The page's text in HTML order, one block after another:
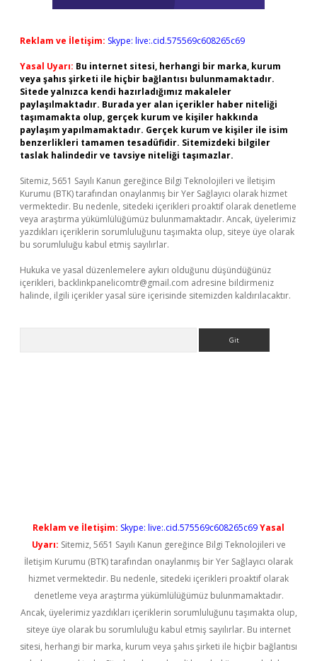
Reklam ve İletişim: Skype: live:.cid.575569c608265c69
Yasal Uyarı: Bu internet sitesi, herhangi bir marka, kurum
veya şahıs şirketi ile hiçbir bağlantısı bulunmamaktadır.
Sitede yalnızca kendi hazırladığımız makaleler
paylaşılmaktadır. Burada yer alan içerikler haber niteliği
taşımamakta olup, gerçek kurum ve kişiler hakkında
paylaşım yapılmamaktadır. Gerçek kurum ve kişiler ile isim
benzerlikleri tamamen tesadüfidir. Sitemizdeki bilgiler
taslak halindedir ve tavsiye niteliği taşımazlar.
Sitemiz, 5651 Sayılı Kanun gereğince Bilgi Teknolojileri ve İletişim
Kurumu (BTK) tarafından onaylanmış bir Yer Sağlayıcı olarak hizmet
vermektedir. Bu nedenle, sitedeki içerikleri proaktif olarak denetleme
veya araştırma yükümlülüğümüz bulunmamaktadır. Ancak, üyelerimiz
yazdıkları içeriklerin sorumluluğunu taşımakta olup, siteye üye olarak
bu sorumluluğu kabul etmiş sayılırlar.
Hukuka ve yasal düzenlemelere aykırı olduğunu düşündüğünüz
içerikleri, backlinkpanelicomtr@gmail.com adresine bildirmeniz
halinde, ilgili içerikler yasal süre içerisinde sitemizden kaldırılacaktır.
Reklam ve İletişim: Skype: live:.cid.575569c608265c69Yasal
Uyarı: Sitemiz, 5651 Sayılı Kanun gereğince Bilgi Teknolojileri ve
İletişim Kurumu (BTK) tarafından onaylanmış bir Yer Sağlayıcı olarak
hizmet vermektedir. Bu nedenle, sitedeki içerikleri proaktif olarak
denetleme veya araştırma yükümlülüğümüz bulunmamaktadır.
Ancak, üyelerimiz yazdıkları içeriklerin sorumluluğunu taşımakta olup,
siteye üye olarak bu sorumluluğu kabul etmiş sayılırlar. Bu internet
sitesi, herhangi bir marka, kurum veya şahıs şirketi ile hiçbir bağlantısı